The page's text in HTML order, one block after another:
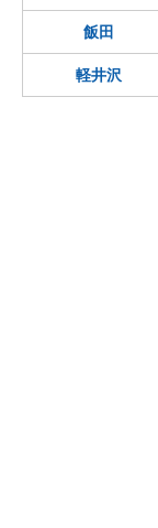
飯田
軽井沢